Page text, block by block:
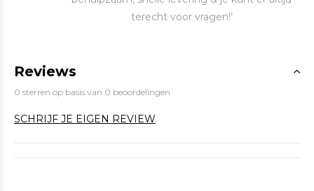
terecht voor vragen!’
Reviews
0 sterren op basis van 0 beoordelingen
SCHRIJF JE EIGEN REVIEW